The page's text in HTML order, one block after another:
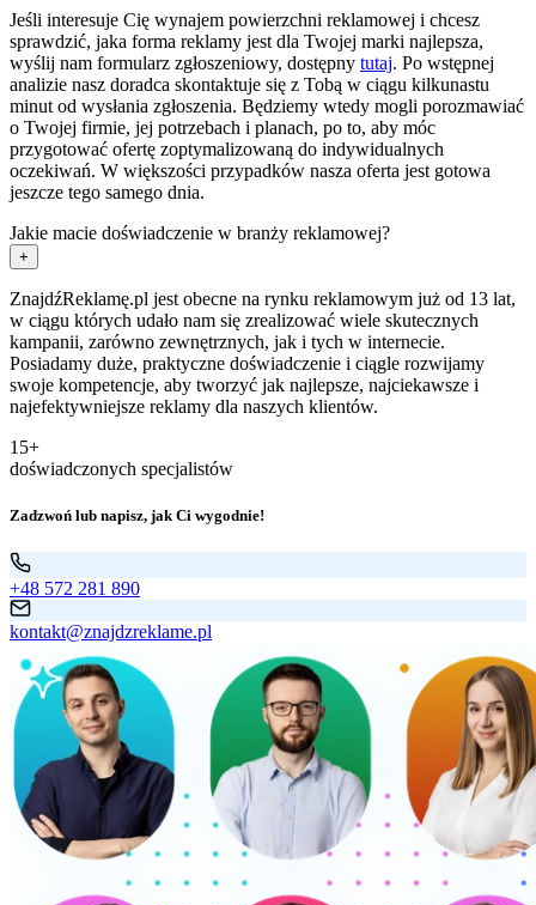
Jeśli interesuje Cię wynajem powierzchni reklamowej i chcesz
sprawdzić, jaka forma reklamy jest dla Twojej marki najlepsza,
wyślij nam formularz zgłoszeniowy, dostępny tutaj. Po wstępnej
analizie nasz doradca skontaktuje się z Tobą w ciągu kilkunastu
minut od wysłania zgłoszenia. Będziemy wtedy mogli porozmawiać
o Twojej firmie, jej potrzebach i planach, po to, aby móc
przygotować ofertę zoptymalizowaną do indywidualnych
oczekiwań. W większości przypadków nasza oferta jest gotowa
jeszcze tego samego dnia.
Jakie macie doświadczenie w branży reklamowej?
+
ZnajdźReklamę.pl jest obecne na rynku reklamowym już od 13 lat,
w ciągu których udało nam się zrealizować wiele skutecznych
kampanii, zarówno zewnętrznych, jak i tych w internecie.
Posiadamy duże, praktyczne doświadczenie i ciągle rozwijamy
swoje kompetencje, aby tworzyć jak najlepsze, najciekawsze i
najefektywniejsze reklamy dla naszych klientów.
15+
doświadczonych specjalistów
Zadzwoń lub napisz, jak Ci wygodnie!
+48 572 281 890
kontakt@znajdzreklame.pl